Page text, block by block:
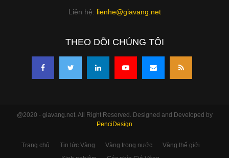
Liên hệ: lienhe@giavang.net
THEO DÕI CHÚNG TÔI
@2020 - giavang.net. All Right Reserved. Designed and Developed by
PenciDesign
Trang chủ Tin tức Vàng Vàng trong nước
Vàng thế giới